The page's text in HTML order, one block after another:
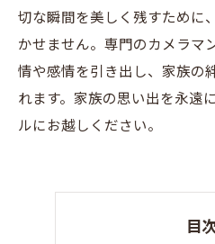
切な瞬間を美しく残すために
かせません。専門のカメラマ
情や感情を引き出し、家族の
れます。家族の思い出を永遠
ルにお越しください。
目